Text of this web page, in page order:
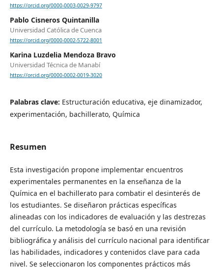
https://orcid.org/0000-0003-0029-9797
Pablo Cisneros Quintanilla
Universidad Católica de Cuenca
https://orcid.org/0000-0002-5722-8001
Karina Luzdelia Mendoza Bravo
Universidad Técnica de Manabí
https://orcid.org/0000-0002-0019-3020
Palabras clave: Estructuración educativa, eje dinamizador,
experimentación, bachillerato, Química
Resumen
Esta investigación propone implementar encuentros
experimentales permanentes en la enseñanza de la
Química en el bachillerato para combatir el desinterés de
los estudiantes. Se diseñaron prácticas específicas
alineadas con los indicadores de evaluación y las destrezas
del currículo. La metodología se basó en una revisión
bibliográfica y análisis del currículo nacional para identificar
las habilidades, indicadores y contenidos clave para cada
nivel. Se seleccionaron los componentes prácticos más